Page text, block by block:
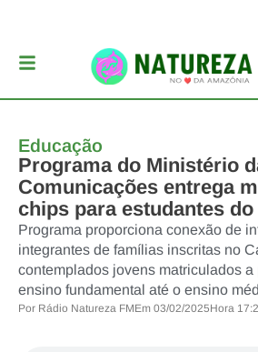
Educação
Programa do Ministério
Comunicações entrega
chips para estudantes do
Programa proporciona conexão de
integrantes de famílias inscritas no
contemplados jovens matriculados a
ensino fundamental até o ensino
Por Rádio Natureza FMEm 03/02/2025Hora